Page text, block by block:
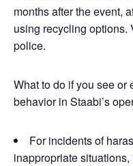
months after the event,
using recycling options.
police.
What to do if you see
behavior in Staabi’s
For incidents of
inappropriate